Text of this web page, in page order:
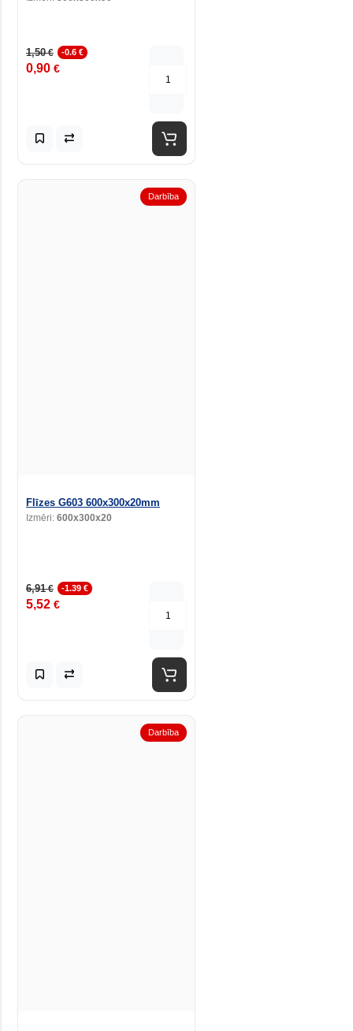
1,50€ -0.6 €
0,90 €
Darbība
Flīzes G603 600x300x20mm
Izmēri: 600x300x20
6,91€ -1.39 €
5,52 €
Darbība